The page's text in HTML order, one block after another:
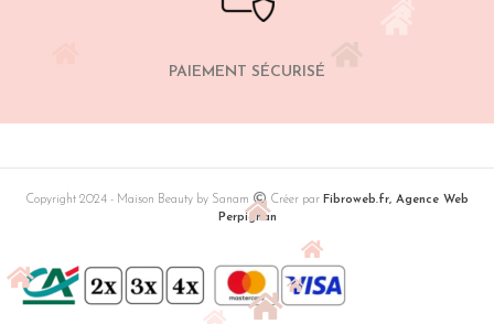
PAIEMENT SÉCURISÉ
Copyright 2024 - Maison Beauty by Sanam Créer par Fibroweb.fr, Agence Web
Perpignan